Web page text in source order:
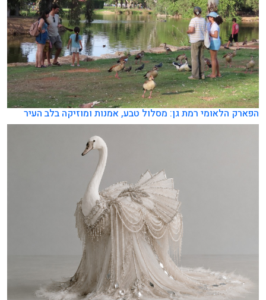
הפארק הלאומי רמת גן: מסלול טבע, אמנות ומוזיקה בלב העיר